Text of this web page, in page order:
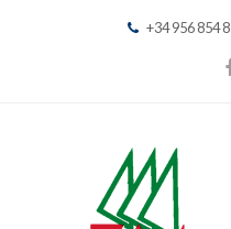
+34 956 854